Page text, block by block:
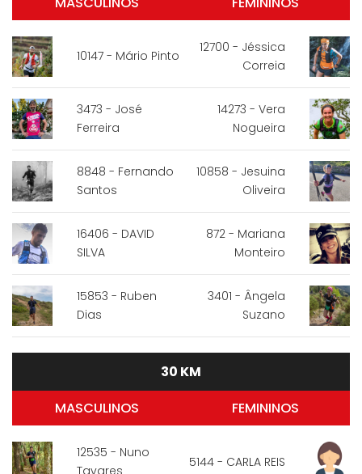
10147 - Mário Pinto
3473 - José
Ferreira
8848 - Fernando
Santos
16406 - DAVID
SILVA
15853 - Ruben
Dias
12700 - Jéssica
Correia
14273 - Vera
Nogueira
10858 - Jesuina
Oliveira
872 - Mariana
Monteiro
3401 - Ângela
Suzano
30 KM
MASCULINOS
12535 - Nuno
Tavares
FEMININOS
5144 - CARLA REIS